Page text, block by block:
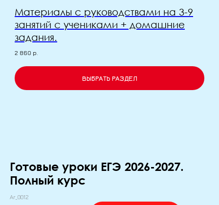
Материалы с руководствами на 3-9
занятий с учениками + домашние
задания.
2 860 р.
ВЫБРАТЬ РАЗДЕЛ
Готовые уроки ЕГЭ 2026-2027.
Полный курс
Ar_0012